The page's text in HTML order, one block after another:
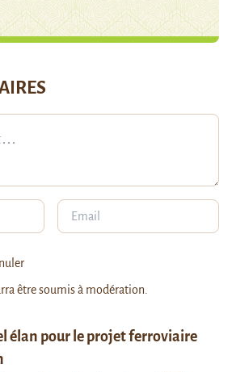
élan pour le projet ferroviaire
être soumis à modération.